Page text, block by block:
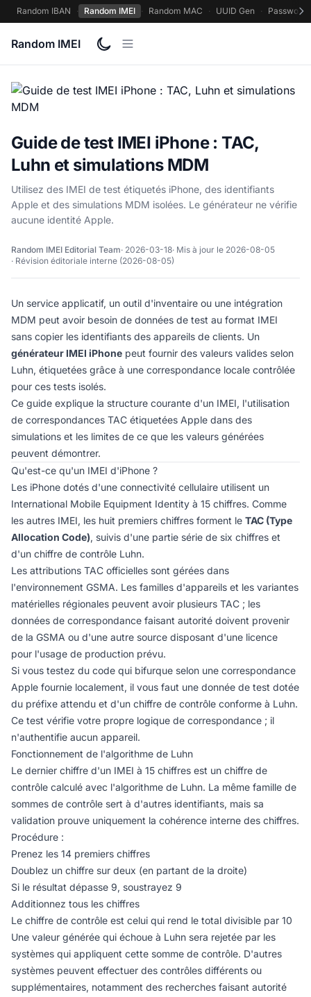
Random IBAN · Random IMEI · Random MAC · UUID Gen · Password
Random IMEI
Guide de test IMEI iPhone : TAC,
Luhn et simulations MDM
Utilisez des IMEI de test étiquetés iPhone, des identifiants
Apple et des simulations MDM isolées. Le générateur ne vérifie
aucune identité Apple.
Random IMEI Editorial Team· 2026-03-18· Mis à jour le 2026-08-05
· Révision éditoriale interne (2026-08-05)
Un service applicatif, un outil d'inventaire ou une intégration
MDM peut avoir besoin de données de test au format IMEI
sans copier les identifiants des appareils de clients. Un
générateur IMEI iPhone peut fournir des valeurs valides selon
Luhn, étiquetées grâce à une correspondance locale contrôlée
pour ces tests isolés.
Ce guide explique la structure courante d'un IMEI, l'utilisation
de correspondances TAC étiquetées Apple dans des
simulations et les limites de ce que les valeurs générées
peuvent démontrer.
Qu'est-ce qu'un IMEI d'iPhone ?
Les iPhone dotés d'une connectivité cellulaire utilisent un
International Mobile Equipment Identity à 15 chiffres. Comme
les autres IMEI, les huit premiers chiffres forment le TAC (Type
Allocation Code), suivis d'une partie série de six chiffres et
d'un chiffre de contrôle Luhn.
Les attributions TAC officielles sont gérées dans
l'environnement GSMA. Les familles d'appareils et les variantes
matérielles régionales peuvent avoir plusieurs TAC ; les
données de correspondance faisant autorité doivent provenir
de la GSMA ou d'une autre source disposant d'une licence
pour l'usage de production prévu.
Si vous testez du code qui bifurque selon une correspondance
Apple fournie localement, il vous faut une donnée de test dotée
du préfixe attendu et d'un chiffre de contrôle conforme à Luhn.
Ce test vérifie votre propre logique de correspondance ; il
n'authentifie aucun appareil.
Fonctionnement de l'algorithme de Luhn
Le dernier chiffre d'un IMEI à 15 chiffres est un chiffre de
contrôle calculé avec l'algorithme de Luhn. La même famille de
sommes de contrôle sert à d'autres identifiants, mais sa
validation prouve uniquement la cohérence interne des chiffres.
Procédure :
Prenez les 14 premiers chiffres
Doublez un chiffre sur deux (en partant de la droite)
Si le résultat dépasse 9, soustrayez 9
Additionnez tous les chiffres
Le chiffre de contrôle est celui qui rend le total divisible par 10
Une valeur générée qui échoue à Luhn sera rejetée par les
systèmes qui appliquent cette somme de contrôle. D'autres
systèmes peuvent effectuer des contrôles différents ou
supplémentaires, notamment des recherches faisant autorité